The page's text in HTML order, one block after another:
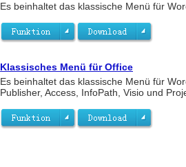
Es beinhaltet das klassische Menü für
Klassisches Menü für Office
Es beinhaltet das klassische Menü für
Publisher, Access, InfoPath, Visio und